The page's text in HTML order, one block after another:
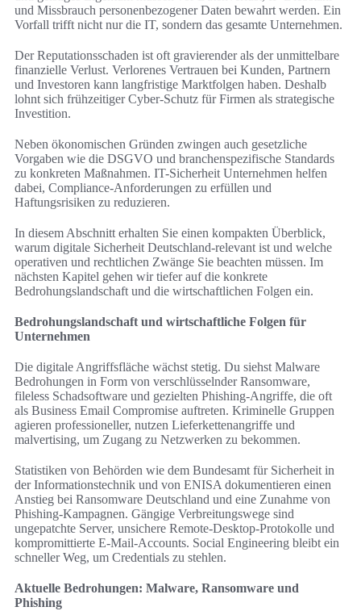
und Missbrauch personenbezogener Daten bewahrt werden. Ein
Vorfall trifft nicht nur die IT, sondern das gesamte Unternehmen.
Der Reputationsschaden ist oft gravierender als der unmittelbare
finanzielle Verlust. Verlorenes Vertrauen bei Kunden, Partnern
und Investoren kann langfristige Marktfolgen haben. Deshalb
lohnt sich frühzeitiger Cyber-Schutz für Firmen als strategische
Investition.
Neben ökonomischen Gründen zwingen auch gesetzliche
Vorgaben wie die DSGVO und branchenspezifische Standards
zu konkreten Maßnahmen. IT-Sicherheit Unternehmen helfen
dabei, Compliance-Anforderungen zu erfüllen und
Haftungsrisiken zu reduzieren.
In diesem Abschnitt erhalten Sie einen kompakten Überblick,
warum digitale Sicherheit Deutschland-relevant ist und welche
operativen und rechtlichen Zwänge Sie beachten müssen. Im
nächsten Kapitel gehen wir tiefer auf die konkrete
Bedrohungslandschaft und die wirtschaftlichen Folgen ein.
Bedrohungslandschaft und wirtschaftliche Folgen für
Unternehmen
Die digitale Angriffsfläche wächst stetig. Du siehst Malware
Bedrohungen in Form von verschlüsselnder Ransomware,
fileless Schadsoftware und gezielten Phishing-Angriffe, die oft
als Business Email Compromise auftreten. Kriminelle Gruppen
agieren professioneller, nutzen Lieferkettenangriffe und
malvertising, um Zugang zu Netzwerken zu bekommen.
Statistiken von Behörden wie dem Bundesamt für Sicherheit in
der Informationstechnik und von ENISA dokumentieren einen
Anstieg bei Ransomware Deutschland und eine Zunahme von
Phishing-Kampagnen. Gängige Verbreitungswege sind
ungepatchte Server, unsichere Remote-Desktop-Protokolle und
kompromittierte E‑Mail-Accounts. Social Engineering bleibt ein
schneller Weg, um Credentials zu stehlen.
Aktuelle Bedrohungen: Malware, Ransomware und
Phishing